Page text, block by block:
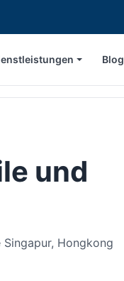
Blog
und
Hongkong